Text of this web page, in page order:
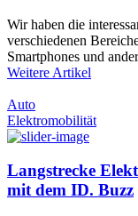
Wir haben die
verschiedenen
Smartphones und
Weitere Artikel
Auto
Elektromobilität
Langstrecke
mit dem ID. Buzz